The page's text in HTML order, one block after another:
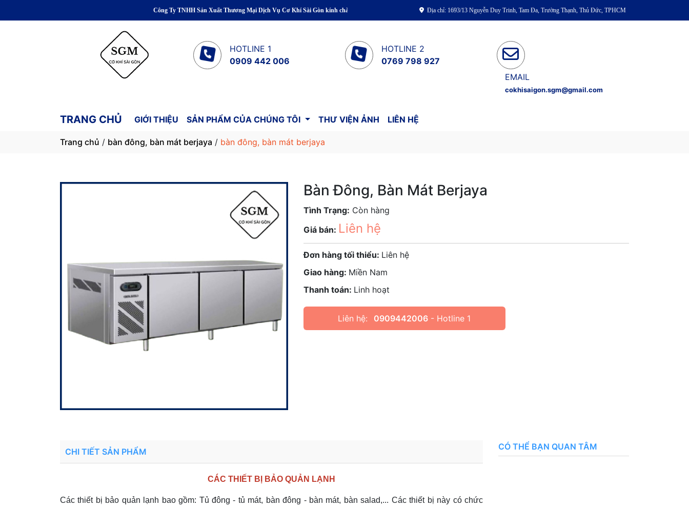
Công Ty TNHH Sản Xuất Thương Mại Dịch Vụ Cơ Khí Sài Gòn kính chào Quý khách! Địa chỉ: 1693/13 Nguyễn Duy Trinh, Tam Đa, Trường Thạnh, Thủ Đức, TPHCM
HOTLINE 1
0909 442 006
HOTLINE 2
0769 798 927
EMAIL
cokhisaigon.sgm@gmail.com
TRANG CHỦ GIỚI THIỆU SẢN PHẨM CỦA CHÚNG TÔI THƯ VIỆN ẢNH LIÊN HỆ
Trang chủ / bàn đông, bàn mát berjaya / bàn đông, bàn mát berjaya
Bàn Đông, Bàn Mát Berjaya
Tình Trạng: Còn hàng
Giá bán: Liên hệ
Đơn hàng tối thiểu: Liên hệ
Giao hàng: Miền Nam
Thanh toán: Linh hoạt
Liên hệ: 0909442006 - Hotline 1
CHI TIẾT SẢN PHẨM
CÁC THIẾT BỊ BẢO QUẢN LẠNH
Các thiết bị bảo quản lạnh bao gồm: Tủ đông - tủ mát, bàn đông - bàn mát, bàn salad,... Các thiết bị này có chức
CÓ THỂ BẠN QUAN TÂM